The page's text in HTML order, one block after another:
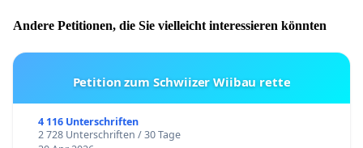
Andere Petitionen, die Sie vielleicht interessieren könnten
Petition zum Schwiizer Wiibau rette
4 116 Unterschriften
2 728 Unterschriften / 30 Tage